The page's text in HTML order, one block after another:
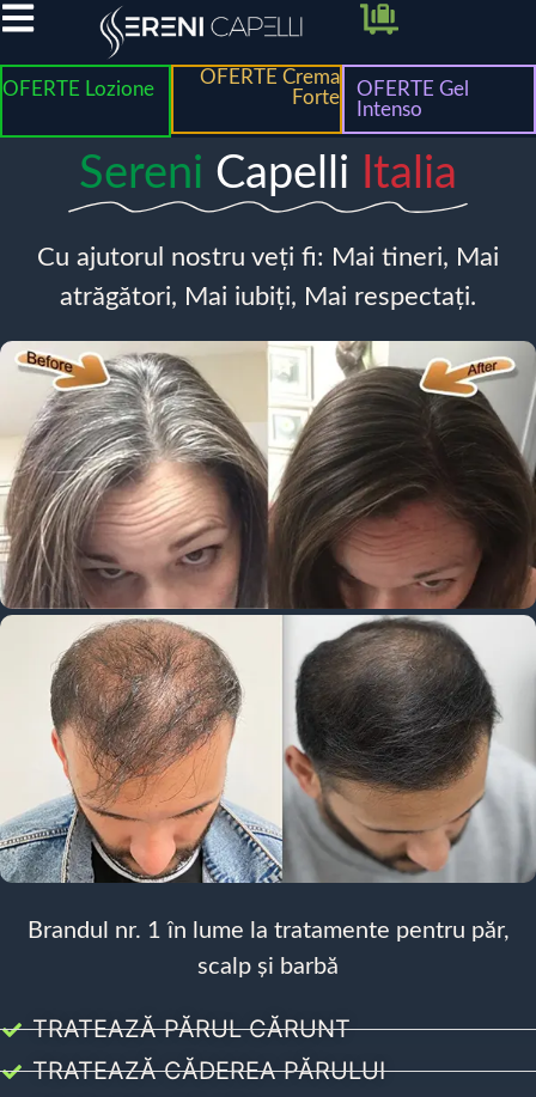
OFERTE Lozione
OFERTE Crema
Forte
OFERTE Gel
Intenso
Sereni Capelli Italia
Cu ajutorul nostru veți fi: Mai tineri, Mai
atrăgători, Mai iubiți, Mai respectați.
Brandul nr. 1 în lume la tratamente pentru păr,
scalp și barbă
TRATEAZĂ PĂRUL CĂRUNT
TRATEAZĂ CĂDEREA PĂRULUI